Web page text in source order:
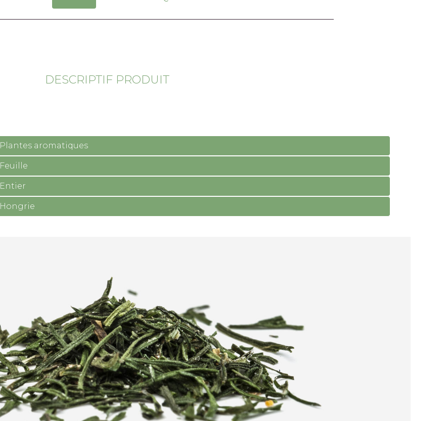
DESCRIPTIF PRODUIT
Plantes aromatiques
Feuille
Entier
Hongrie